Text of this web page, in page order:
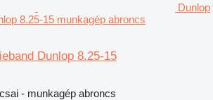
Dunlop
8.25-15 munkagép abroncs
Dunlop 8.25-15
- munkagép abroncs